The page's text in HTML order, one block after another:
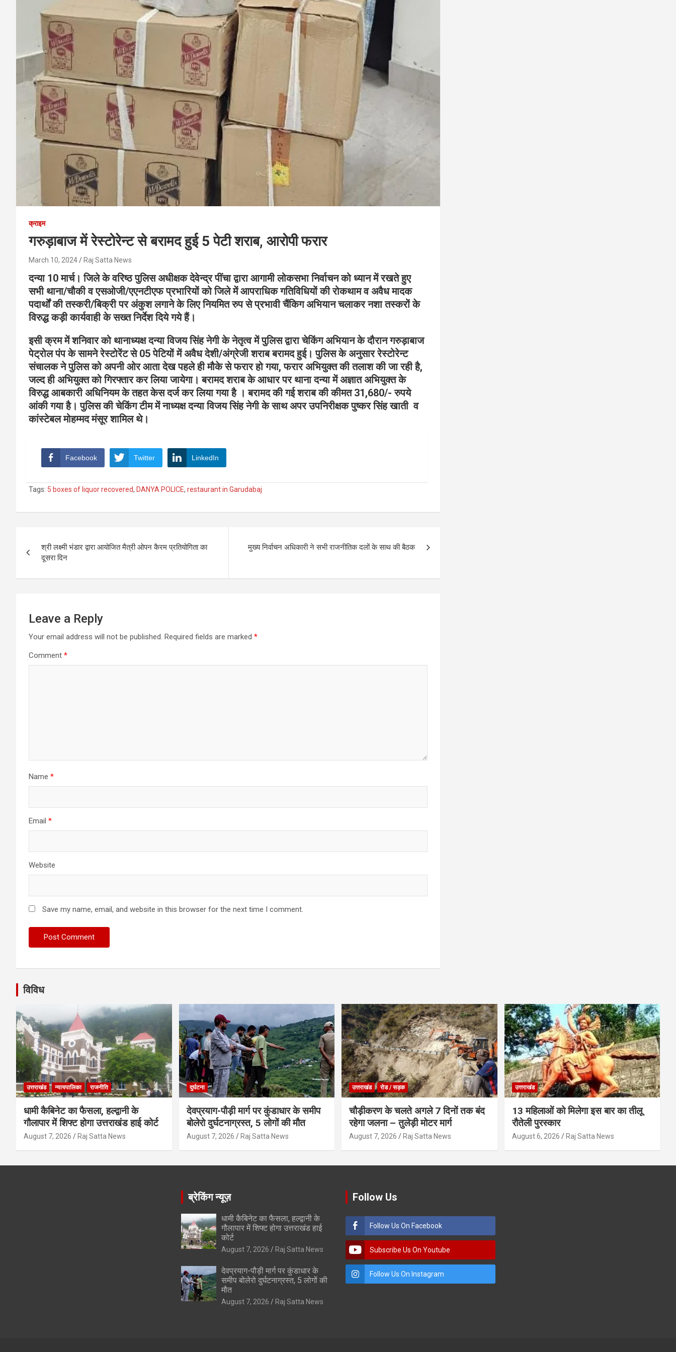
क्राइम
गरुड़ाबाज में रेस्टोरेन्ट से बरामद हुई 5 पेटी शराब, आरोपी फरार
March 10, 2024 Raj Satta News
दन्या 10 मार्च। जिले के वरिष्ठ पुलिस अधीक्षक देवेन्द्र पींचा द्वारा आगामी लोकसभा निर्वाचन को ध्यान में रखते हुए
सभी थाना/चौकी व एसओजी/एएनटीएफ प्रभारियों को जिले में आपराधिक गतिविधियों की रोकथाम व अवैध मादक
पदार्थों की तस्करी/बिक्री पर अंकुश लगाने के लिए नियमित रुप से प्रभावी चैंकिग अभियान चलाकर नशा तस्करों के
विरुद्ध कड़ी कार्यवाही के सख्त निर्देश दिये गये हैं।
इसी क्रम में शनिवार को थानाध्यक्ष दन्या विजय सिंह नेगी के नेतृत्व में पुलिस द्वारा चेकिंग अभियान के दौरान गरुड़ाबाज
पेट्रोल पंप के सामने रेस्टोरेंट से 05 पेटियों में अवैध देशी/अंग्रेजी शराब बरामद हुई। पुलिस के अनुसार रेस्टोरेन्ट
संचालक ने पुलिस को अपनी ओर आता देख पहले ही मौके से फरार हो गया, फरार अभियुक्त की तलाश की जा रही है,
जल्द ही अभियुक्त को गिरफ्तार कर लिया जायेगा। बरामद शराब के आधार पर थाना दन्या में अज्ञात अभियुक्त के
विरुद्ध आबकारी अधिनियम के तहत केस दर्ज कर लिया गया है । बरामद की गई शराब की कीमत 31,680/- रुपये
आंकी गया है। पुलिस की चेकिंग टीम में नाध्यक्ष दन्या विजय सिंह नेगी के साथ अपर उपनिरीक्षक पुष्कर सिंह खातीव
कांस्टेबल मोहम्मद मंसूर शामिल थे।
Facebook Twitter LinkedIn
Tags: 5 boxes of liquor recovered, DANYA POLICE, restaurant in Garudabaj
navigation
श्री लक्ष्मी भंडार द्वारा आयोजित मैत्री ओपन कैरम प्रतियोगिता का
दूसरा दिन
मुख्य निर्वाचन अधिकारी ने सभी राजनीतिक दलों के साथ की बैठक
Leave a Reply
Your email address will not be published. Required fields are marked *
Comment *
Name *
Email *
Website
Save my name, email, and website in this browser for the next time I comment.
विविध
उत्तराखंड न्यायपालिका राजनीति
धामी कैबिनेट का फैसला, हल्द्वानी के
गौलापार में शिफ्ट होगा उत्तराखंड हाई कोर्ट
August 7, 2026 Raj Satta News
दुर्घटना
देवप्रयाग-पौड़ी मार्ग पर कुंडाधार के समीप
बोलेरो दुर्घटनाग्रस्त, 5 लोगों की मौत
August 7, 2026 Raj Satta News
उत्तराखंड रोड / सड़क
चौड़ीकरण के चलते अगले 7 दिनों तक बंद
रहेगा जलना – तुलेड़ी मोटर मार्ग
August 7, 2026 Raj Satta News
उत्तराखंड
13 महिलाओं को मिलेगा इस बार का तीलू
रौतेली पुरस्कार
August 6, 2026 Raj Satta News
ब्रेकिंग न्यूज़
धामी कैबिनेट का फैसला, हल्द्वानी के
गौलापार में शिफ्ट होगा उत्तराखंड हाई
कोर्ट
August 7, 2026 Raj Satta News
देवप्रयाग-पौड़ी मार्ग पर कुंडाधार के
समीप बोलेरो दुर्घटनाग्रस्त, 5 लोगों की
मौत
August 7, 2026 Raj Satta News
Follow Us
Follow Us On Facebook
Subscribe Us On Youtube
Follow Us On Instagram